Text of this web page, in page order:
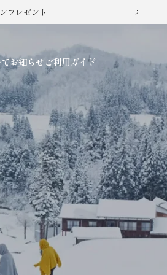
プレゼント
次
お知らせご利用ガイド